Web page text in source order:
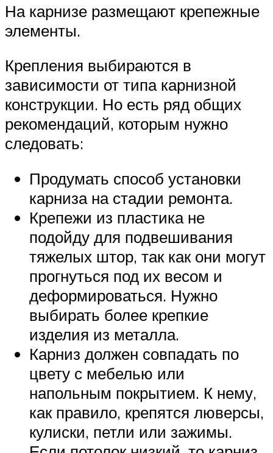
На карнизе размещают крепежные
элементы.
Крепления выбираются в
зависимости от типа карнизной
конструкции. Но есть ряд общих
рекомендаций, которым нужно
следовать:
Продумать способ установки
карниза на стадии ремонта.
Крепежи из пластика не
подойду для подвешивания
тяжелых штор, так как они могут
прогнуться под их весом и
деформироваться. Нужно
выбирать более крепкие
изделия из металла.
Карниз должен совпадать по
цвету с мебелью или
напольным покрытием. К нему,
как правило, крепятся люверсы,
кулиски, петли или зажимы.